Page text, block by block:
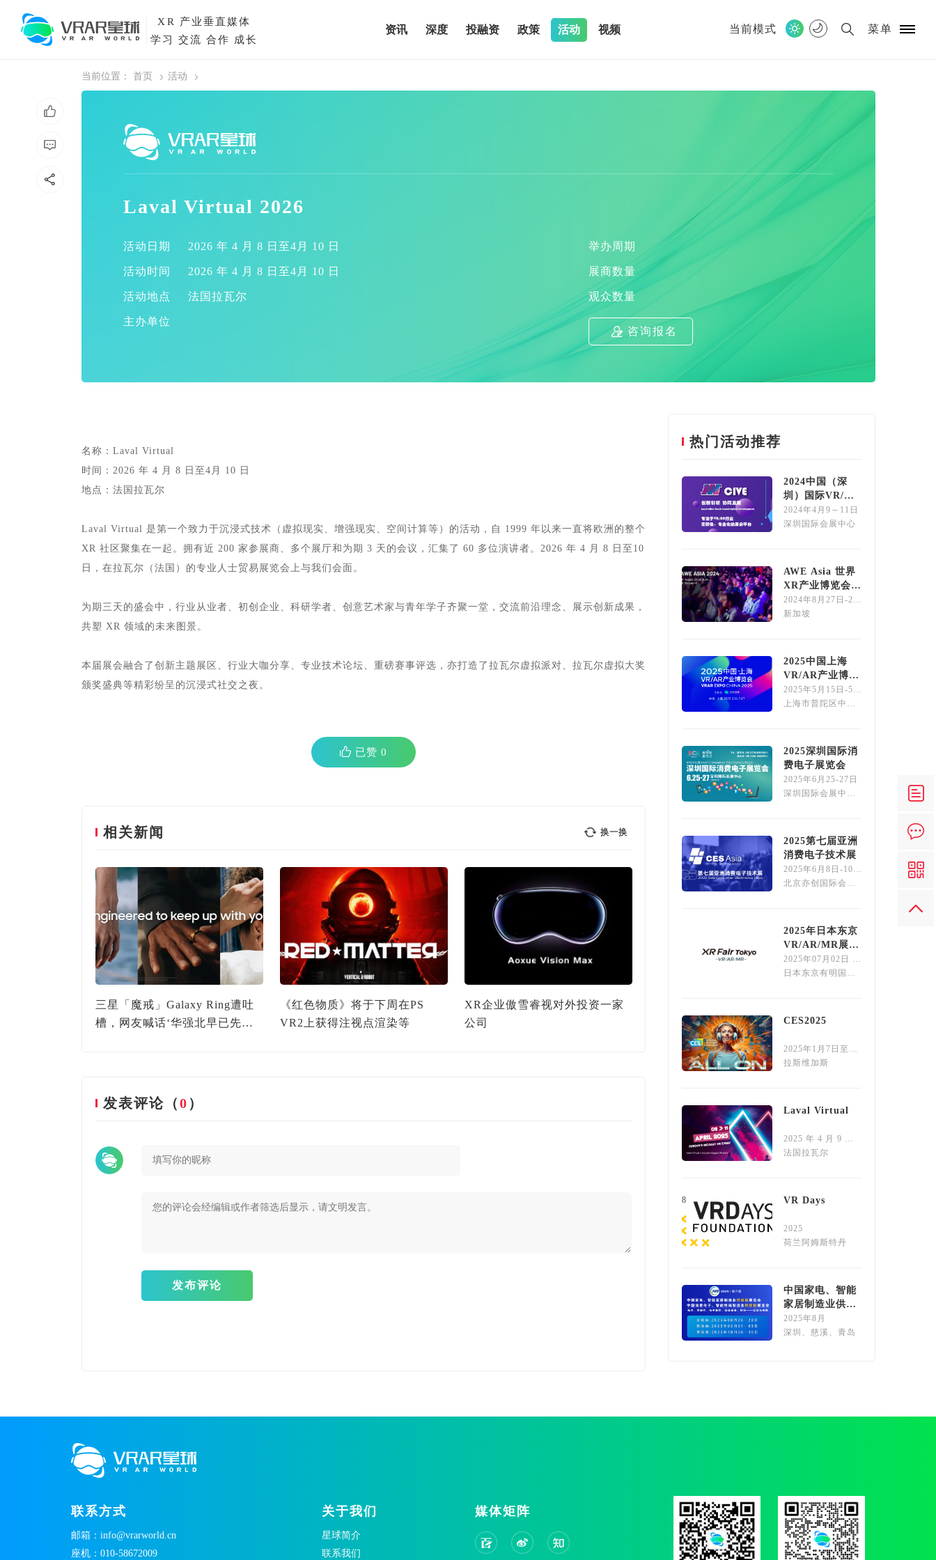
XR
产业垂直媒体
学习 交流 合作 成长
资讯 深度 投融资 政策 活动 视频 当前模式 菜单
当前位置： 首页 活动
Laval Virtual 2026
活动日期 2026 年 4 月 8 日至4月 10 日
活动时间 2026 年 4 月 8 日至4月 10 日
活动地点 法国拉瓦尔
主办单位
举办周期
展商数量
观众数量
咨询报名
名称：Laval Virtual
时间：2026 年 4 月 8 日至4月 10 日
地点：法国拉瓦尔
Laval Virtual 是第一个致力于沉浸式技术（虚拟现实、增强现实、空间计算等）的活动，自 1999 年以来一直将欧洲的整个
XR 社区聚集在一起。拥有近 200 家参展商、多个展厅和为期 3 天的会议，汇集了 60 多位演讲者。2026 年 4 月 8 日至10
日，在拉瓦尔（法国）的专业人士贸易展览会上与我们会面。
为期三天的盛会中，行业从业者、初创企业、科研学者、创意艺术家与青年学子齐聚一堂，交流前沿理念、展示创新成果，
共塑 XR 领域的未来图景。
本届展会融合了创新主题展区、行业大咖分享、专业技术论坛、重磅赛事评选，亦打造了拉瓦尔虚拟派对、拉瓦尔虚拟大奖
颁奖盛典等精彩纷呈的沉浸式社交之夜。
已赞0
相关新闻 换一换
三星「魔戒」Galaxy Ring遭吐
槽，网友喊话‘华强北早已先行
《红色物质》将于下周在PS
VR2上获得注视点渲染等
XR企业傲雪睿视对外投资一家
公司
年末支持索尼PSVR2
发表评论（0 ）
发布评论
热门活动推荐
0
2024中国（深
圳）国际VR/AR
展览会
2024年4月9～11日
深圳国际会展中心
1
AWE Asia 世界
XR产业博览会
2024
2024年8月27日-28日
新加坡
2
2025中国上海
VR/AR产业博览
会
2025年5月15日-5月16日
上海市普陀区中江路121号
3
2025深圳国际消
费电子展览会
2025年6月25-27日
深圳国际会展中心（宝安）
4
2025第七届亚洲
消费电子技术展
2025年6月8日-10日
北京亦创国际会展中心
2025年日本东京
VR/AR/MR展览
会
2025年07月02日 ~ 07月04日
日本东京有明国际会展中心
6 CES2025
2025年1月7日至1月 10 日
拉斯维加斯
7 Laval Virtual
2025 年 4 月 9 日至4月 11 日
法国拉瓦尔
8 VR Days
2025
荷兰阿姆斯特丹
9
中国家电、智能
家居制造业供应
链展览会
2025年8月
深圳、慈溪、青岛
联系方式
邮箱：info@vrarworld.cn
座机：010-58672009
关于我们
星球简介
联系我们
媒体矩阵